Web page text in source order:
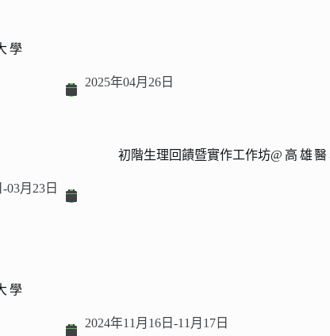
學
2025年04月26日
初階生理回饋暨實作工作坊@高雄
03月23日
學
2024年11月16日-11月17日